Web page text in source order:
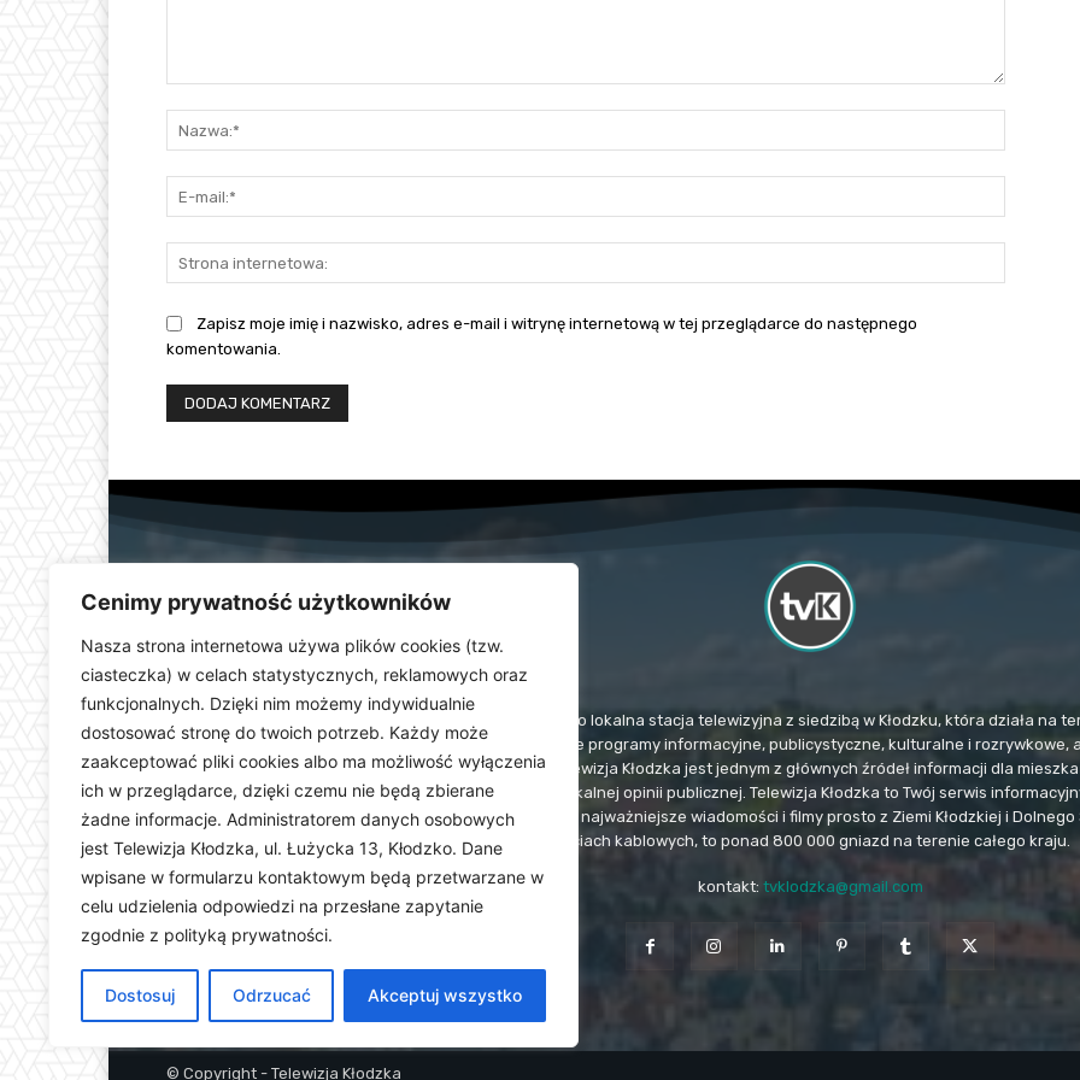
Cenimy prywatność użytkowników
Nasza strona internetowa używa plików cookies (tzw.
ciasteczka) w celach statystycznych, reklamowych oraz
funkcjonalnych. Dzięki nim możemy indywidualnie
dostosować stronę do twoich potrzeb. Każdy może
zaakceptować pliki cookies albo ma możliwość wyłączenia
ich w przeglądarce, dzięki czemu nie będą zbierane
żadne informacje. Administratorem danych osobowych
jest Telewizja Kłodzka, ul. Łużycka 13, Kłodzko. Dane
wpisane w formularzu kontaktowym będą przetwarzane w
celu udzielenia odpowiedzi na przesłane zapytanie
zgodnie z polityką prywatności.
Dostosuj Odrzucać Akceptuj wszystko
mail:*
Zapisz moje imię i nazwisko, adres e-mail i witrynę internetową w tej przeglądarce do następnego
komentowania.
Telewizja Kłodzka (TvK) to lokalna stacja telewizyjna z siedzibą w Kłodzku, która działa na
dolnośląskiego. Stacja emituje programy informacyjne, publicystyczne, kulturalne i rozrywkowe,
wydarzeń i uroczystości. Telewizja Kłodzka jest jednym z głównych źródeł informacji dla
ważną rolę w kształtowaniu lokalnej opinii publicznej. Telewizja Kłodzka to Twój serwis
Dostarczamy najświeższe i najważniejsze wiadomości i filmy prosto z Ziemi Kłodzkiej i Dolnego
sieciach kablowych, to ponad 800 000 gniazd na terenie całego kraju.
kontakt: tvklodzka@gmail.com
© Copyright - Telewizja Kłodzka